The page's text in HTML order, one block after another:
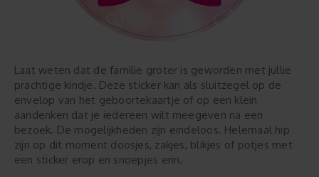
Laat weten dat de familie groter is geworden met jullie
prachtige kindje. Deze sticker kan als sluitzegel op de
envelop van het geboortekaartje of op een klein
aandenken dat je iedereen wilt meegeven na een
bezoek. De mogelijkheden zijn eindeloos. Helemaal hip
zijn op dit moment doosjes, zakjes, blikjes of potjes met
een sticker erop en snoepjes erin.